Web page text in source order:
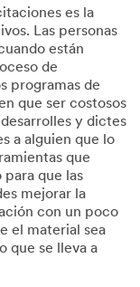
es la
Las personas
están
de
programas de
que ser costosos
y dictes
a alguien que lo
que
para que las
mejorar la
con un poco
el material sea
que se lleva a